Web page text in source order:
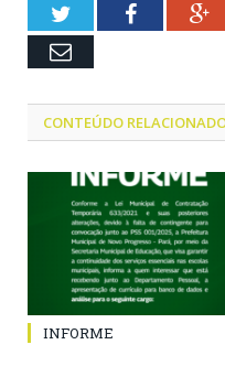
TwitterFacebook
Email
CONTEÚDO
INFORME